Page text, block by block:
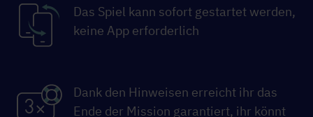
Das Spiel kann sofort gestartet werden,
keine App erforderlich
Dank den Hinweisen erreicht ihr das
Ende der Mission garantiert, ihr könnt